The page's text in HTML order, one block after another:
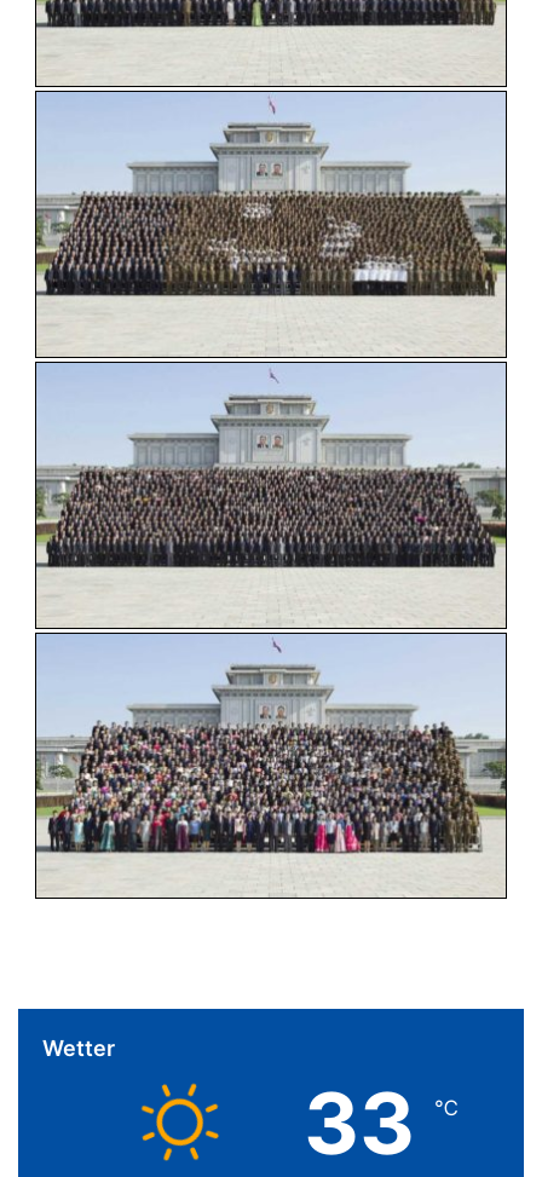
Wetter
33 ℃